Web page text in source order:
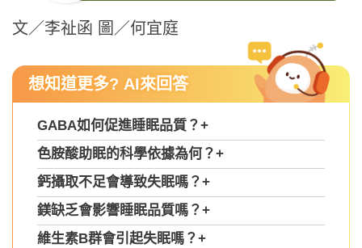
文／李祉函 圖／何宜庭
想知道更多? AI來回答
GABA如何促進睡眠品質？+
色胺酸助眠的科學依據為何？+
鈣攝取不足會導致失眠嗎？+
鎂缺乏會影響睡眠品質嗎？+
維生素B群會引起失眠嗎？+